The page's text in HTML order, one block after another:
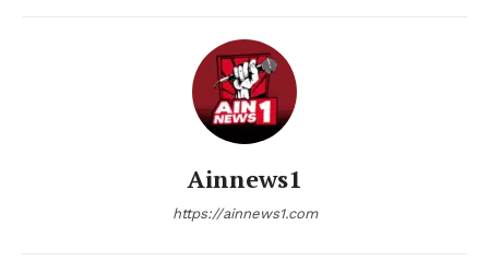
Ainnews1
https://ainnews1.com